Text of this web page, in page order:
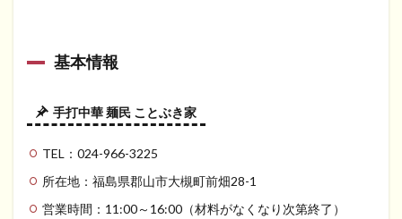
基本情報
手打中華 麺民 ことぶき家
TEL：024-966-3225
所在地：福島県郡山市大槻町前畑28-1
営業時間：11:00～16:00（材料がなくなり次第終了）